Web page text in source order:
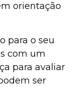
orientação
para o seu
com um
para avaliar
ser